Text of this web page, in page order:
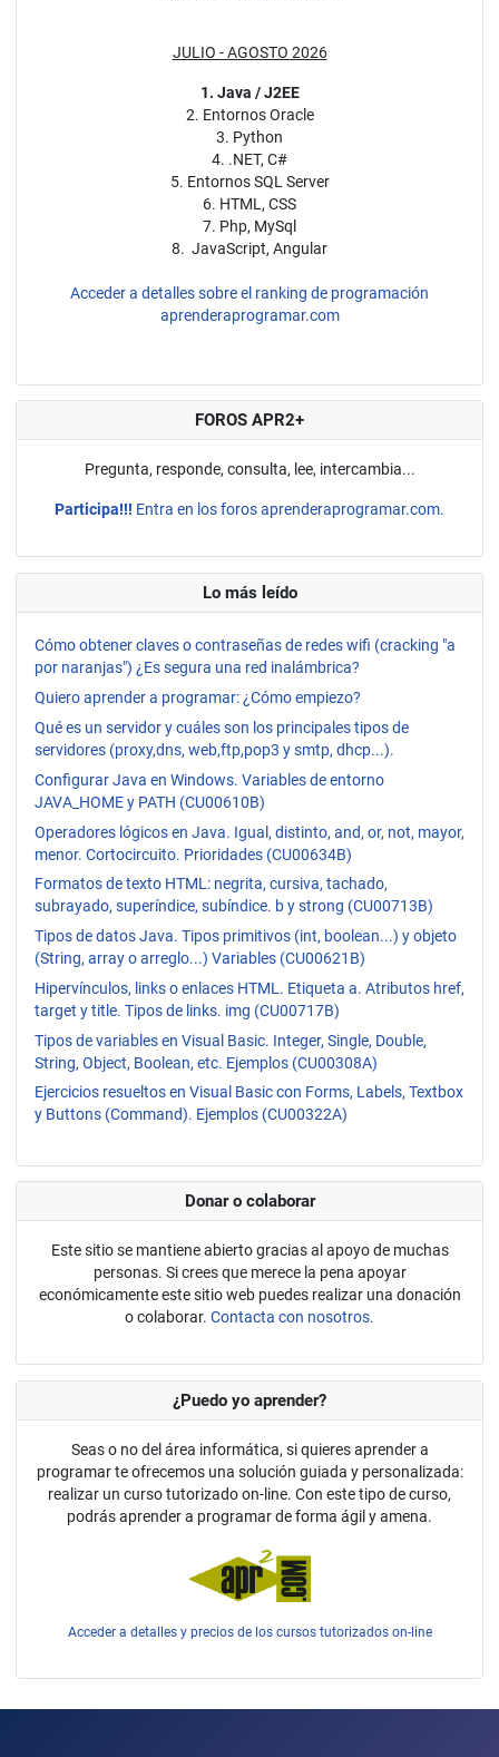
JULIO - AGOSTO 2026
1. Java / J2EE
2. Entornos Oracle
3. Python
4. .NET, C#
5. Entornos SQL Server
6. HTML, CSS
7. Php, MySql
8. JavaScript, Angular
Acceder a detalles sobre el ranking de programación
aprenderaprogramar.com
FOROS APR2+
Pregunta, responde, consulta, lee, intercambia...
Participa!!! Entra en los foros aprenderaprogramar.com.
Lo más leído
Cómo obtener claves o contraseñas de redes wifi (cracking "a
por naranjas") ¿Es segura una red inalámbrica?
Quiero aprender a programar: ¿Cómo empiezo?
Qué es un servidor y cuáles son los principales tipos de
servidores (proxy,dns, web,ftp,pop3 y smtp, dhcp...).
Configurar Java en Windows. Variables de entorno
JAVA_HOME y PATH (CU00610B)
Operadores lógicos en Java. Igual, distinto, and, or, not, mayor,
menor. Cortocircuito. Prioridades (CU00634B)
Formatos de texto HTML: negrita, cursiva, tachado,
subrayado, superíndice, subíndice. b y strong (CU00713B)
Tipos de datos Java. Tipos primitivos (int, boolean...) y objeto
(String, array o arreglo...) Variables (CU00621B)
Hipervínculos, links o enlaces HTML. Etiqueta a. Atributos href,
target y title. Tipos de links. img (CU00717B)
Tipos de variables en Visual Basic. Integer, Single, Double,
String, Object, Boolean, etc. Ejemplos (CU00308A)
Ejercicios resueltos en Visual Basic con Forms, Labels, Textbox
y Buttons (Command). Ejemplos (CU00322A)
Donar o colaborar
Este sitio se mantiene abierto gracias al apoyo de muchas
personas. Si crees que merece la pena apoyar
económicamente este sitio web puedes realizar una donación
o colaborar. Contacta con nosotros.
¿Puedo yo aprender?
Seas o no del área informática, si quieres aprender a
programar te ofrecemos una solución guiada y personalizada:
realizar un curso tutorizado on-line. Con este tipo de curso,
podrás aprender a programar de forma ágil y amena.
Acceder a detalles y precios de los cursos tutorizados on-line